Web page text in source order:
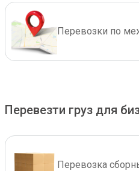
Перевозки по
Перевезти груз для
Перевозка